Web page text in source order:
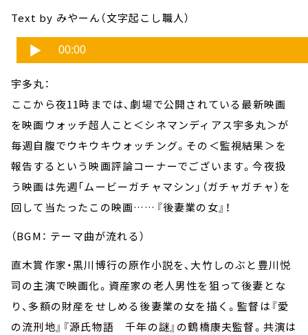
Text by みやーん（文字起こし職人）
宇多丸：
ここから夜11時までは、劇場で公開されている最新映画
を映画ウォッチ超人こと＜シネマンディアス宇多丸＞が
毎週自腹でウキウキウォッチング。その＜監視結果＞を
報告するという映画評論コーナーでございます。今夜扱
う映画は先週「ムービーガチャマシン」（ガチャガチャ）を
回して当たったこの映画……『後妻業の女』！
（BGM： テーマ曲が流れる）
直木賞作家・黒川博行の原作小説を、大竹しのぶと豊川悦
司の主演で映画化。資産家の老人男性を狙って後妻とな
り、多額の財産をせしめる後妻業の女を描く。監督は『愛
の流刑地』『源氏物語 千年の謎』の鶴橋康夫監督。共演は